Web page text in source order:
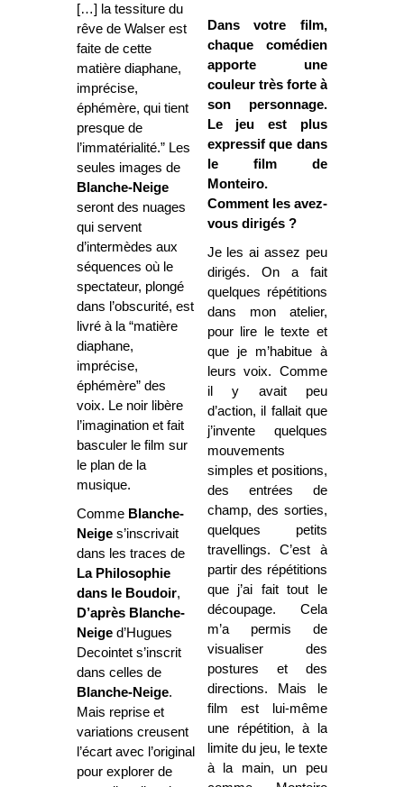
[…] la tessiture du
rêve de Walser est
faite de cette
matière diaphane,
imprécise,
éphémère, qui tient
presque de
l’immatérialité.” Les
seules images de
Blanche-Neige
seront des nuages
qui servent
d’intermèdes aux
séquences où le
spectateur, plongé
dans l’obscurité, est
livré à la “matière
diaphane,
imprécise,
éphémère” des
voix. Le noir libère
l’imagination et fait
basculer le film sur
le plan de la
musique.
Comme Blanche-
Neige s’inscrivait
dans les traces de
La Philosophie
dans le Boudoir,
D’après Blanche-
Neige d’Hugues
Decointet s’inscrit
dans celles de
Blanche-Neige.
Mais reprise et
variations creusent
l’écart avec l’original
pour explorer de
Dans votre film,
chaque comédien
apporte une
couleur très forte à
son personnage.
Le jeu est plus
expressif que dans
le film de
Monteiro.
Comment les avez-
vous dirigés ?
Je les ai assez peu
dirigés. On a fait
quelques répétitions
dans mon atelier,
pour lire le texte et
que je m’habitue à
leurs voix. Comme
il y avait peu
d’action, il fallait que
j’invente quelques
mouvements
simples et positions,
des entrées de
champ, des sorties,
quelques petits
travellings. C’est à
partir des répétitions
que j’ai fait tout le
découpage. Cela
m’a permis de
visualiser des
postures et des
directions. Mais le
film est lui-même
une répétition, à la
limite du jeu, le texte
à la main, un peu